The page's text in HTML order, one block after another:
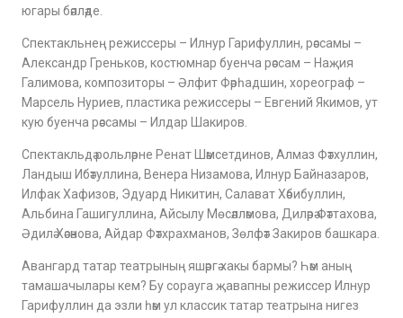
югары бәяләде.
Спектакльнең режиссеры – Илнур Гарифуллин, рәссамы –
Александр Греньков, костюмнар буенча рәссам – Наҗия
Галимова, композиторы – Әлфит Фәрһадшин, хореограф –
Марсель Нуриев, пластика режиссеры – Евгений Якимов, ут
кую буенча рәссамы – Илдар Шакиров.
Спектакльдә рольләрне Ренат Шәмсетдинов, Алмаз Фәтхуллин,
Ландыш Ибәтуллина, Венера Низамова, Илнур Байназаров,
Илфак Хафизов, Эдуард Никитин, Салават Хәбибуллин,
Альбина Гашигуллина, Айсылу Мөсәлләмова, Диләрә Фәттахова,
Әдилә Хәсәнова, Айдар Фәтхрахманов, Зөлфәт Закиров башкара.
Авангард татар театрының яшәргә хакы бармы? Һәм аның
тамашачылары кем? Бу сорауга җавапны режиссер Илнур
Гарифуллин да эзли һәм ул классик татар театрына нигез